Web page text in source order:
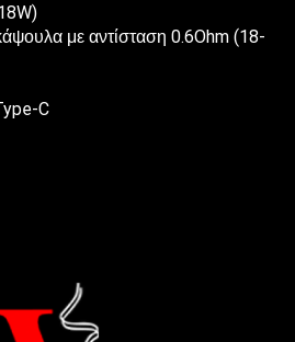
με αντίσταση 0.6Ohm (18-
C